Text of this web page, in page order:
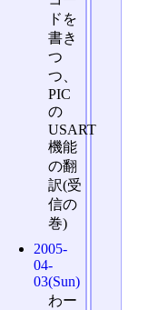
ドを
書き
つ
つ、
PIC
の
USART
機能
の翻
訳(受
信の
巻)
2005-
04-
03(Sun)
わー